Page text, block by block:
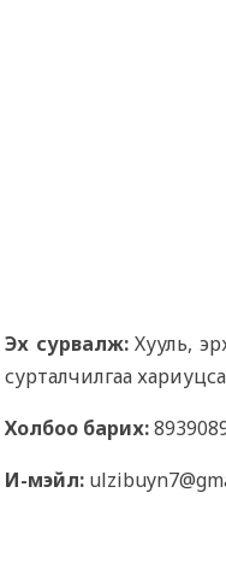
Эх сурвалж:Хууль,
сурталчилгаа
Холбоо барих:
И-мэйл: